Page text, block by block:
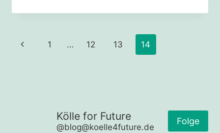
ZUR
Seitennavigation
Vorherige
1 … 12 13 14
Kölle for Future
@blog@koelle4future.de
Folge